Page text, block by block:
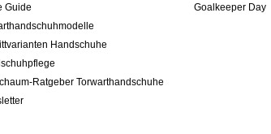
Guide
Handschuhe
Ratgeber Torwarthandschuhe
Goalkeeper Day